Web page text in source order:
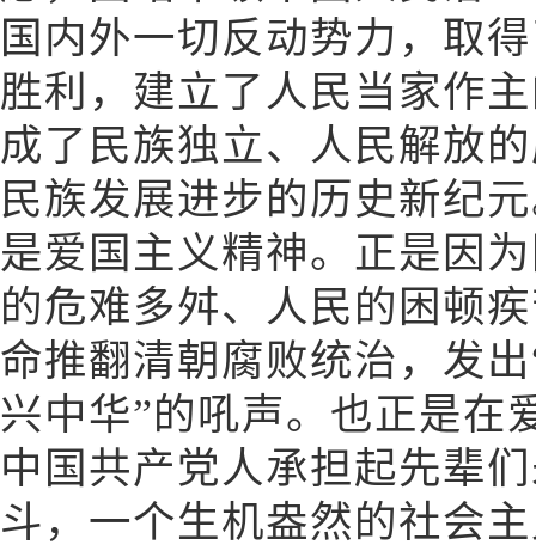
国内外一切反动势力，取
胜利，建立了人民当家作
成了民族独立、人民解放
民族发展进步的历史新纪
是爱国主义精神。正是因
的危难多舛、人民的困顿
命推翻清朝腐败统治，发
兴中华”的吼声。也正是在
中国共产党人承担起先辈
斗，一个生机盎然的社会